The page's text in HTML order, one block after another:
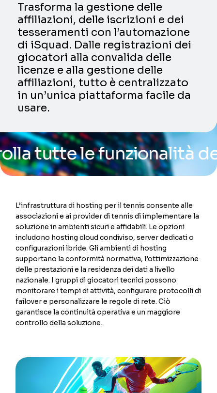
Trasforma la gestione delle
affiliazioni, delle iscrizioni e dei
tesseramenti con l’automazione
di iSquad. Dalle registrazioni dei
giocatori alla convalida delle
licenze e alla gestione delle
affiliazioni, tutto è centralizzato
in un’unica piattaforma facile da
usare.
le funzionalità della
L’infrastruttura di hosting per il tennis consente alle
associazioni e ai provider di tennis di implementare la
soluzione in ambienti sicuri e affidabili. Le opzioni
includono hosting cloud condiviso, server dedicati o
configurazioni ibride. Gli ambienti di hosting
supportano la conformità normativa, l’ottimizzazione
delle prestazioni e la residenza dei dati a livello
nazionale. I gruppi di giocatori tecnici possono
monitorare i tempi di attività, configurare protocolli di
failover e personalizzare le regole di rete. Ciò
garantisce la continuità operativa e un maggiore
controllo della soluzione.